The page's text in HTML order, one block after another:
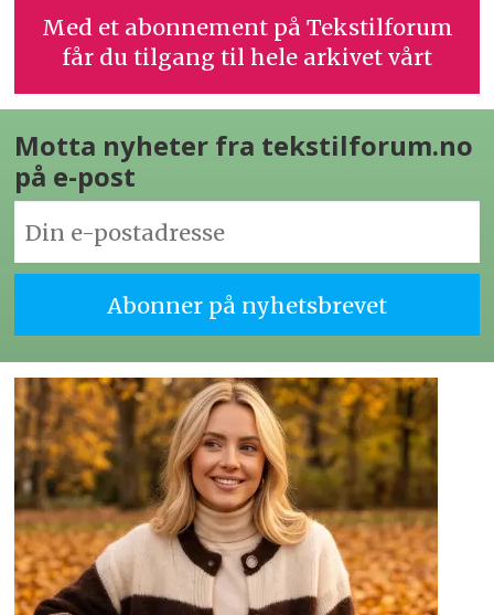
Med et abonnement på Tekstilforum
får du tilgang til hele arkivet vårt
Motta nyheter fra tekstilforum.no
på e-post